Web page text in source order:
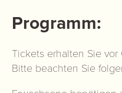
Programm:
Tickets erhalten Sie vor
Bitte beachten Sie